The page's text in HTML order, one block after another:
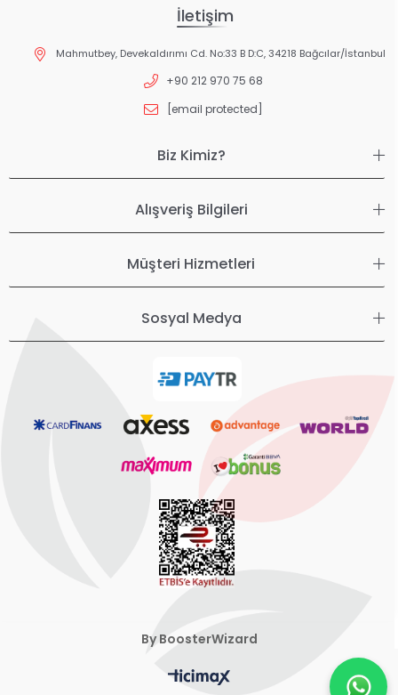
İletişim
Mahmutbey, Devekaldırımı Cd. No:33 B D:C, 34218 Bağcılar/İstanbul
+90 212 970 75 68
[email protected]
Biz Kimiz?
Alışveriş Bilgileri
Müşteri Hizmetleri
Sosyal Medya
By BoosterWizard